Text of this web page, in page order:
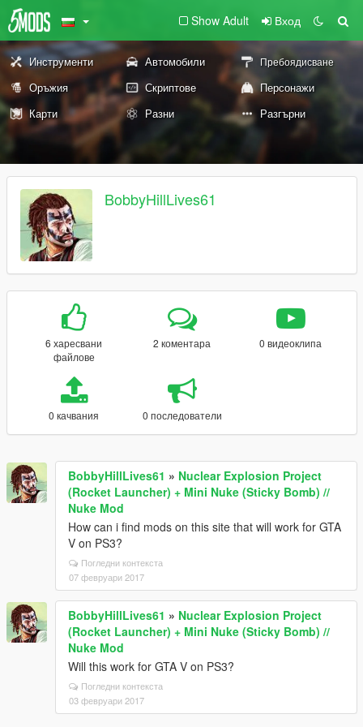
Show Adult Вход
Инструменти Автомобили Пребоядисване
Оръжия Скриптове
Персонажи
Карти
Разни Разгърни
BobbyHillLives61
6 харесвани
файлове
2 коментара 0 видеоклипа
0 качвания 0 последователи
BobbyHillLives61 » Nuclear Explosion Project
(Rocket Launcher) + Mini Nuke (Sticky Bomb) //
Nuke Mod
How can i find mods on this site that will work for GTA
V on PS3?
Погледни контекста
07 февруари 2017
BobbyHillLives61 » Nuclear Explosion Project
(Rocket Launcher) + Mini Nuke (Sticky Bomb) //
Nuke Mod
Will this work for GTA V on PS3?
Погледни контекста
03 февруари 2017